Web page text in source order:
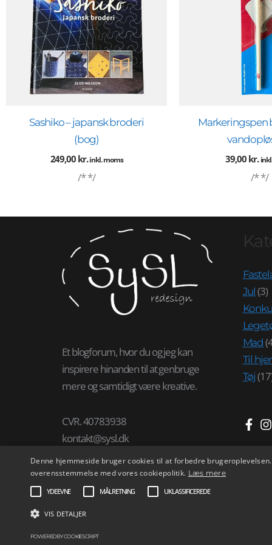
Sashiko – japansk broderi
(bog)
249,00 kr. inkl. moms
/* */
Markeringspen
39,00 kr.
/* */
Et blogforum, hvor du og jeg kan
inspirere hinanden til at genbruge
mere og samtidigt være kreative.
CVR. 40783938
kontakt@sysl.dk
3480 Fredensborg
Jul (3)
Mad
Til
Tøj
Denne hjemmeside bruger cookies til at forbedre
overensstemmelse med vores cookiepolitik. Læs mere
YDEEVNE
MÅLRETNING UKLASSIFICEREDE
VIS DETALJER
POWERED BY COOKIESCRIPT